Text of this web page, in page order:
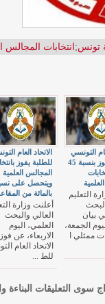
تونس; انتخابات المجالس
الاتحاد العام
للطلبة يفوز
المجالس العلمية
بالمائة من
أعلنت وزارة
العالي والبحث
العلمي، اليوم
الاربعاء، عن فوز
الاتحاد العام
للط ...
التونسي
للطلبة يفوز بنسبة 45
التعليم
بيان
الجمعة،
ممثلي ا
سوى التعليقات البناءة